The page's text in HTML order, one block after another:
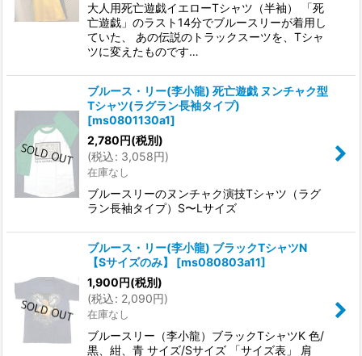
大人用死亡遊戯イエローTシャツ（半袖） 「死
亡遊戯」のラスト14分でブルースリーが着用し
ていた、 あの伝説のトラックスーツを、Tシャ
ツに変えたものです…
ブルース・リー(李小龍) 死亡遊戯 ヌンチャク型
Tシャツ(ラグラン長袖タイプ)
[ms0801130a1]
2,780円(税別)
(税込: 3,058円)
在庫なし
ブルースリーのヌンチャク演技Tシャツ（ラグ
ラン長袖タイプ）S〜Lサイズ
ブルース・リー(李小龍) ブラックTシャツN
【Sサイズのみ】
[ms080803a11]
1,900円(税別)
(税込: 2,090円)
在庫なし
ブルースリー（李小龍）ブラックTシャツK 色/
黒、紺、青 サイズ/Sサイズ 「サイズ表」 肩